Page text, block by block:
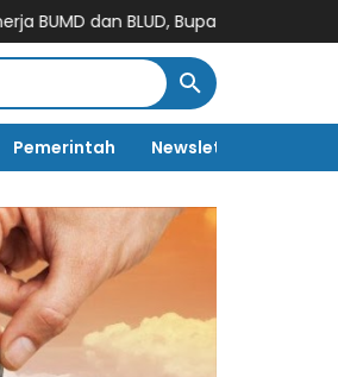
BLUD, Bupati Soppeng Hadiri Rakor
Pemerintah Newsletter